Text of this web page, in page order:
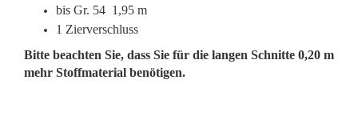
bis Gr. 54 1,95 m
1 Zierverschluss
Bitte beachten Sie, dass Sie für die langen Schnitte 0,20 m
mehr Stoffmaterial benötigen.